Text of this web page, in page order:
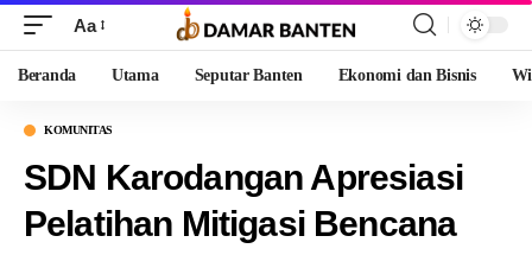
Aa
Beranda Utama Seputar Banten Ekonomi dan Bisnis
KOMUNITAS
SDN Karodangan Apresiasi
Pelatihan Mitigasi Bencana